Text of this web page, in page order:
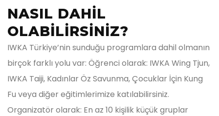
NASIL DAHİL
OLABİLİRSİNİZ?
IWKA Türkiye’nin sunduğu programlara dahil olmanın
birçok farklı yolu var: Öğrenci olarak: IWKA Wing Tjun,
IWKA Taiji, Kadınlar Öz Savunma, Çocuklar İçin Kung
Fu veya diğer eğitimlerimize katılabilirsiniz.
Organizatör olarak: En az 10 kişilik küçük gruplar